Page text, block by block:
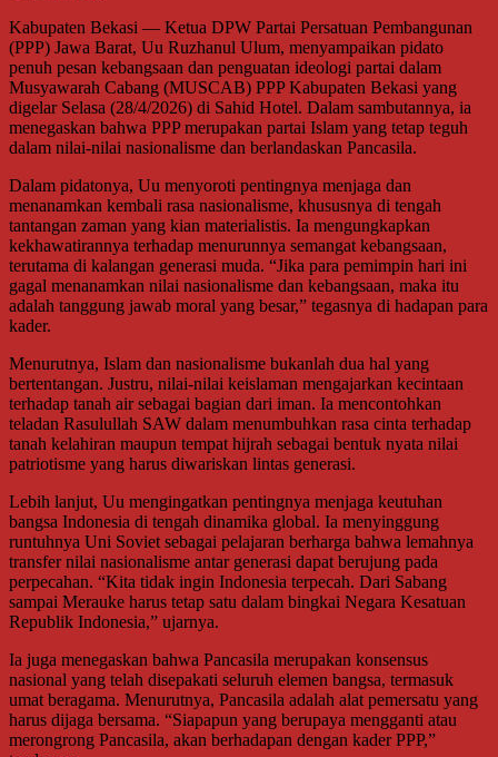
Kabupaten Bekasi — Ketua DPW Partai Persatuan Pembangunan
(PPP) Jawa Barat, Uu Ruzhanul Ulum, menyampaikan pidato
penuh pesan kebangsaan dan penguatan ideologi partai dalam
Musyawarah Cabang (MUSCAB) PPP Kabupaten Bekasi yang
digelar Selasa (28/4/2026) di Sahid Hotel. Dalam sambutannya, ia
menegaskan bahwa PPP merupakan partai Islam yang tetap teguh
dalam nilai-nilai nasionalisme dan berlandaskan Pancasila.
Dalam pidatonya, Uu menyoroti pentingnya menjaga dan
menanamkan kembali rasa nasionalisme, khususnya di tengah
tantangan zaman yang kian materialistis. Ia mengungkapkan
kekhawatirannya terhadap menurunnya semangat kebangsaan,
terutama di kalangan generasi muda. “Jika para pemimpin hari ini
gagal menanamkan nilai nasionalisme dan kebangsaan, maka itu
adalah tanggung jawab moral yang besar,” tegasnya di hadapan para
kader.
Menurutnya, Islam dan nasionalisme bukanlah dua hal yang
bertentangan. Justru, nilai-nilai keislaman mengajarkan kecintaan
terhadap tanah air sebagai bagian dari iman. Ia mencontohkan
teladan Rasulullah SAW dalam menumbuhkan rasa cinta terhadap
tanah kelahiran maupun tempat hijrah sebagai bentuk nyata nilai
patriotisme yang harus diwariskan lintas generasi.
Lebih lanjut, Uu mengingatkan pentingnya menjaga keutuhan
bangsa Indonesia di tengah dinamika global. Ia menyinggung
runtuhnya Uni Soviet sebagai pelajaran berharga bahwa lemahnya
transfer nilai nasionalisme antar generasi dapat berujung pada
perpecahan. “Kita tidak ingin Indonesia terpecah. Dari Sabang
sampai Merauke harus tetap satu dalam bingkai Negara Kesatuan
Republik Indonesia,” ujarnya.
Ia juga menegaskan bahwa Pancasila merupakan konsensus
nasional yang telah disepakati seluruh elemen bangsa, termasuk
umat beragama. Menurutnya, Pancasila adalah alat pemersatu yang
harus dijaga bersama. “Siapapun yang berupaya mengganti atau
merongrong Pancasila, akan berhadapan dengan kader PPP,”